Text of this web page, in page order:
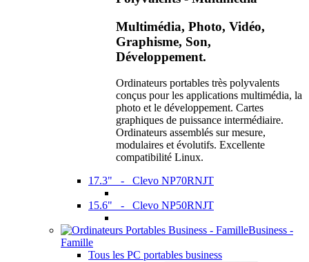
Multimédia, Photo, Vidéo,
Graphisme, Son,
Développement.
Ordinateurs portables très polyvalents
conçus pour les applications multimédia, la
photo et le développement. Cartes
graphiques de puissance intermédiaire.
Ordinateurs assemblés sur mesure,
modulaires et évolutifs. Excellente
compatibilité Linux.
17.3" - Clevo NP70RNJT
15.6" - Clevo NP50RNJT
Business -
Famille
Tous les PC portables business